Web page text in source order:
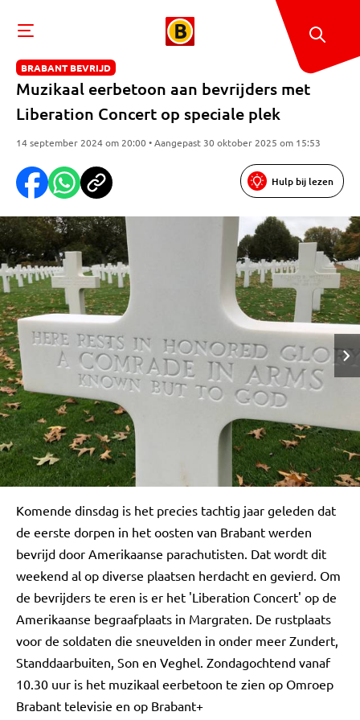
BRABANT BEVRIJD
Muzikaal eerbetoon aan bevrijders met
Liberation Concert op speciale plek
14 september 2024 om 20:00 • Aangepast 30 oktober 2025 om 15:53
Hulp bij lezen
Komende dinsdag is het precies tachtig jaar geleden dat
de eerste dorpen in het oosten van Brabant werden
bevrijd door Amerikaanse parachutisten. Dat wordt dit
weekend al op diverse plaatsen herdacht en gevierd. Om
de bevrijders te eren is er het 'Liberation Concert' op de
Amerikaanse begraafplaats in Margraten. De rustplaats
voor de soldaten die sneuvelden in onder meer Zundert,
Standdaarbuiten, Son en Veghel. Zondagochtend vanaf
10.30 uur is het muzikaal eerbetoon te zien op Omroep
Brabant televisie en op Brabant+